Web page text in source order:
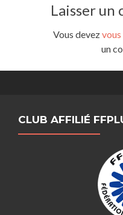
Laisser un
Vous devez
un
CLUB AFFILIÉ